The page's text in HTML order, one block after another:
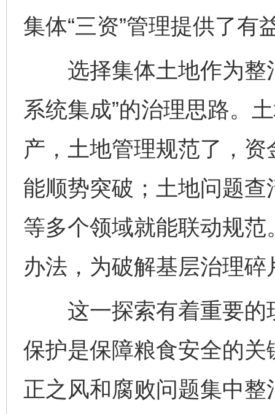
集体“三资”管理提供了有
选择集体土地作为整治
系统集成”的治理思路。
产，土地管理规范了，
能顺势突破；土地问题
等多个领域就能联动规范
办法，为破解基层治理
这一探索有着重要的
保护是保障粮食安全的
正之风和腐败问题集中